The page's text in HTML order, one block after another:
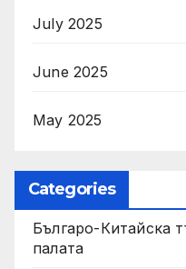
July 2025
June 2025
May 2025
Categories
Българо-Китайска
палата